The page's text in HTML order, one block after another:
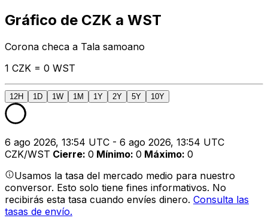
Gráfico de CZK a WST
Corona checa a Tala samoano
1 CZK = 0 WST
12H 1D 1W 1M 1Y 2Y 5Y 10Y
6 ago 2026, 13:54 UTC - 6 ago 2026, 13:54 UTC
CZK/WST Cierre: 0 Mínimo: 0 Máximo: 0
Usamos la tasa del mercado medio para nuestro
conversor. Esto solo tiene fines informativos. No
recibirás esta tasa cuando envíes dinero. Consulta las
tasas de envío.